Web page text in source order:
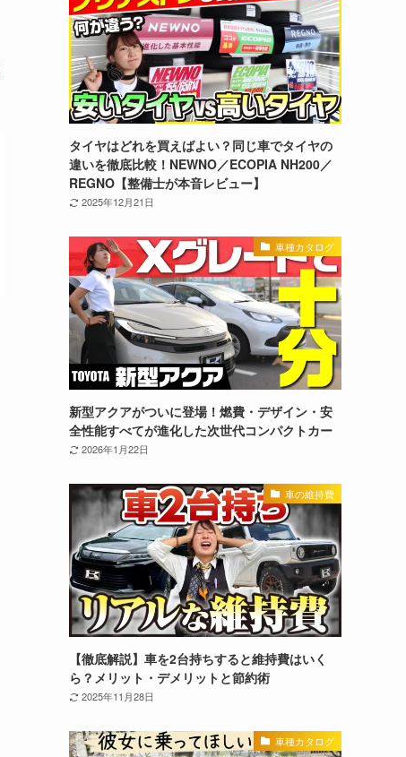
タイヤはどれを買えばよい？同じ車でタイヤの
違いを徹底比較！NEWNO／ECOPIA NH200／
REGNO【整備士が本音レビュー】
2025年12月21日
車種カタログ
新型アクアがついに登場！燃費・デザイン・安
全性能すべてが進化した次世代コンパクトカー
2026年1月22日
車の維持費
【徹底解説】車を2台持ちすると維持費はいく
ら？メリット・デメリットと節約術
2025年11月28日
車種カタログ